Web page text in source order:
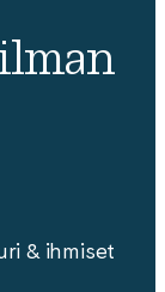
& ihmiset